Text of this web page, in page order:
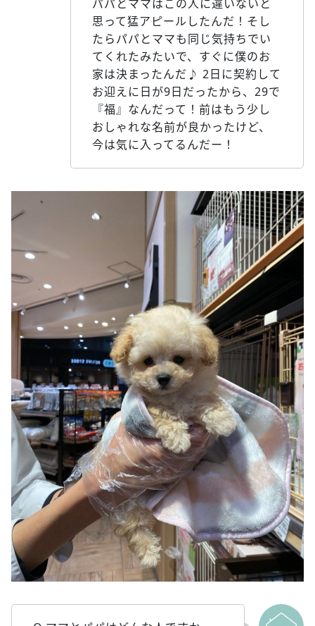
パパとママはこの人に違いないと
思って猛アピールしたんだ！そし
たらパパとママも同じ気持ちでい
てくれたみたいで、すぐに僕のお
家は決まったんだ♪ 2日に契約して
お迎えに日が9日だったから、29で
『福』なんだって！前はもう少し
おしゃれな名前が良かったけど、
今は気に入ってるんだー！